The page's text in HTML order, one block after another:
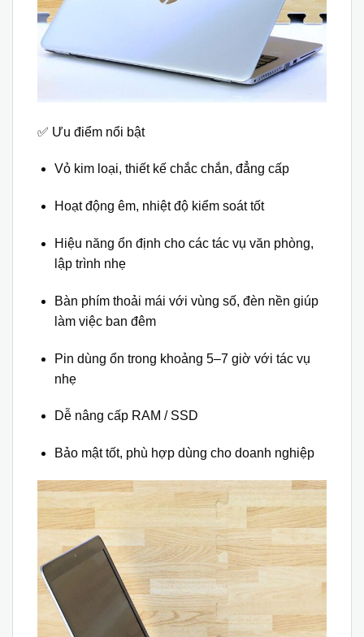
✅ Ưu điểm nổi bật
Vỏ kim loại, thiết kế chắc chắn, đẳng cấp
Hoạt động êm, nhiệt độ kiểm soát tốt
Hiệu năng ổn định cho các tác vụ văn phòng,
lập trình nhẹ
Bàn phím thoải mái với vùng số, đèn nền giúp
làm việc ban đêm
Pin dùng ổn trong khoảng 5–7 giờ với tác vụ
nhẹ
Dễ nâng cấp RAM / SSD
Bảo mật tốt, phù hợp dùng cho doanh nghiệp